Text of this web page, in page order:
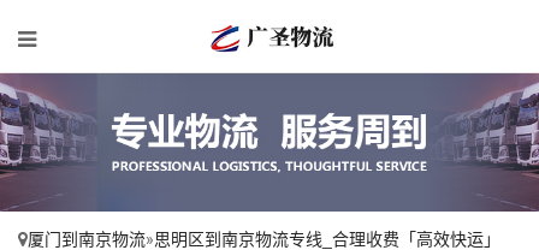
厦门到南京物流»思明区到南京物流专线_合理收费「高效快运」